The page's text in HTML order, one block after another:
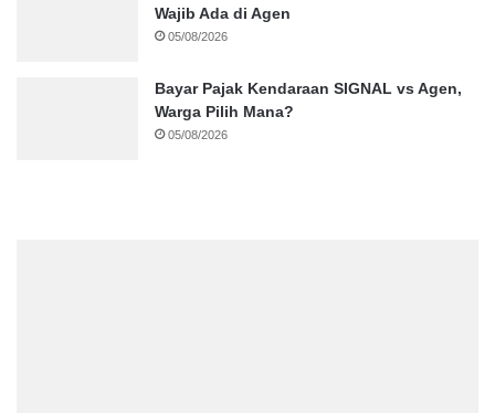
Wajib Ada di Agen
05/08/2026
Bayar Pajak Kendaraan SIGNAL vs Agen,
Warga Pilih Mana?
05/08/2026